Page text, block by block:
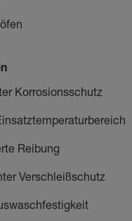
Korrosionsschutz
Reibung
Verschleißschutz